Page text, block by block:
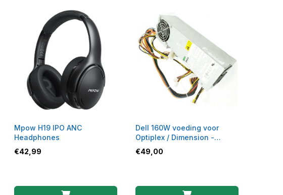
Mpow H19 IPO ANC
Headphones
€42,99
Dell 160W voeding voor
Optiplex / Dimension -
U5427 - PS-5161-7DS
€49,00